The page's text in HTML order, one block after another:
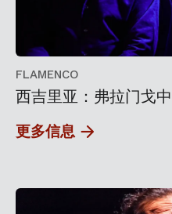
FLAMENCO
西吉里亚：弗拉门戈
更多信息